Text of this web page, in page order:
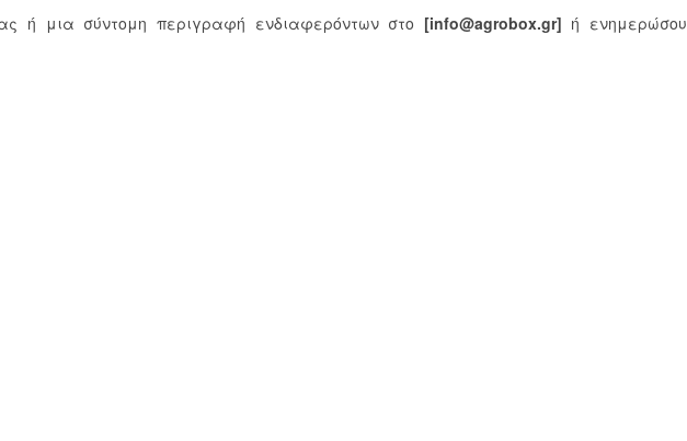
ή μια σύντομη περιγραφή ενδιαφερόντων στο [info@agrobox.gr] ή ενημερώσου